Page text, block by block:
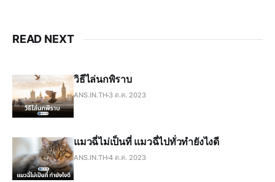
READ NEXT
วิธีไล่นกพิราบ
ANS.IN.TH 3 ต.ค. 2023
แมวฉี่ไม่เป็นที่ แมวฉี่ไปทั่วทำยังไงดี
ANS.IN.TH4 ต.ค. 2023